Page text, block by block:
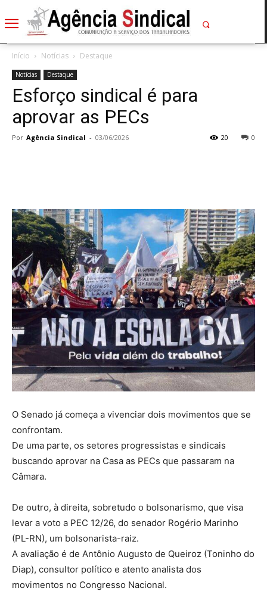
Início Notícias Destaque
Notícias Destaque
Esforço sindical é para
aprovar as PECs
Por Agência Sindical - 03/06/2026 0
20
O Senado já começa a vivenciar dois movimentos que se
confrontam.
De uma parte, os setores progressistas e sindicais
buscando aprovar na Casa as PECs que passaram na
Câmara.
De outro, à direita, sobretudo o bolsonarismo, que visa
levar a voto a PEC 12/26, do senador Rogério Marinho
(PL-RN), um bolsonarista-raiz.
A avaliação é de Antônio Augusto de Queiroz (Toninho do
Diap), consultor político e atento analista dos
movimentos no Congresso Nacional.